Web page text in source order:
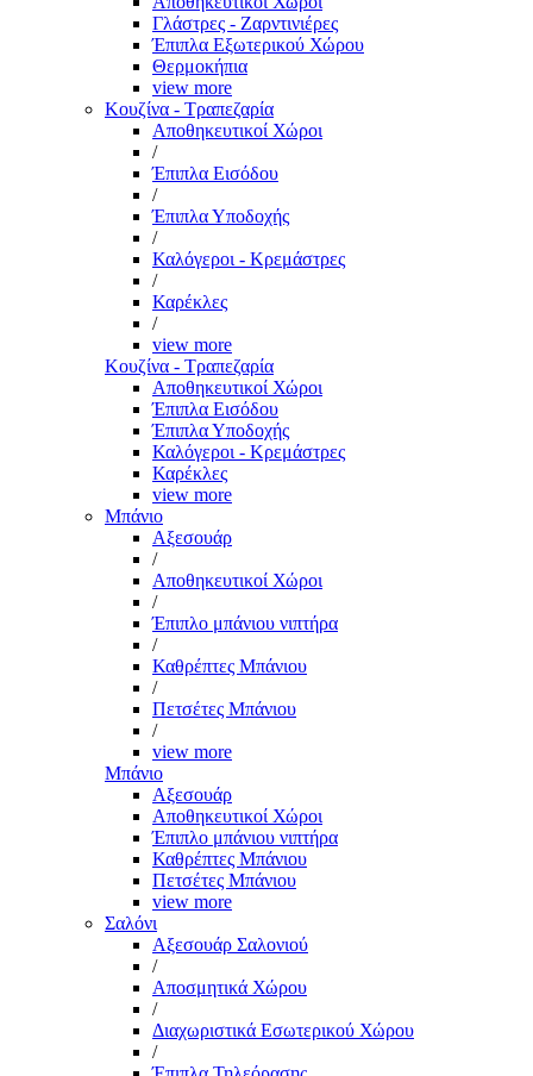
Γλάστρες - Ζαρντινιέρες
Έπιπλα Εξωτερικού Χώρου
Θερμοκήπια
view more
Κουζίνα - Τραπεζαρία
Αποθηκευτικοί Χώροι
/
Έπιπλα Εισόδου
/
Έπιπλα Υποδοχής
/
Καλόγεροι - Κρεμάστρες
/
Καρέκλες
/
view more
Κουζίνα - Τραπεζαρία
Αποθηκευτικοί Χώροι
Έπιπλα Εισόδου
Έπιπλα Υποδοχής
Καλόγεροι - Κρεμάστρες
Καρέκλες
view more
Μπάνιο
Αξεσουάρ
/
Αποθηκευτικοί Χώροι
/
Έπιπλο μπάνιου νιπτήρα
/
Καθρέπτες Μπάνιου
/
Πετσέτες Μπάνιου
/
view more
Μπάνιο
Αξεσουάρ
Αποθηκευτικοί Χώροι
Έπιπλο μπάνιου νιπτήρα
Καθρέπτες Μπάνιου
Πετσέτες Μπάνιου
view more
Σαλόνι
Αξεσουάρ Σαλονιού
/
Αποσμητικά Χώρου
/
Διαχωριστικά Εσωτερικού Χώρου
/